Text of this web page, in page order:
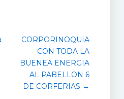
CORPORINOQUIA
CON TODA LA
BUENEA ENERGIA
AL PABELLON 6
DE CORFERIAS →